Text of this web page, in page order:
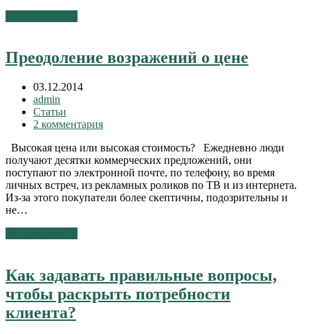
Преодоление возражений о цене
03.12.2014
admin
Статьи
2 комментария
Высокая цена или высокая стоимость? Ежедневно люди
получают десятки коммерческих предложений, они
поступают по электронной почте, по телефону, во время
личных встреч, из рекламных роликов по ТВ и из интернета.
Из-за этого покупатели более скептичны, подозрительны и
не…
Как задавать правильные вопросы,
чтобы раскрыть потребности
клиента?